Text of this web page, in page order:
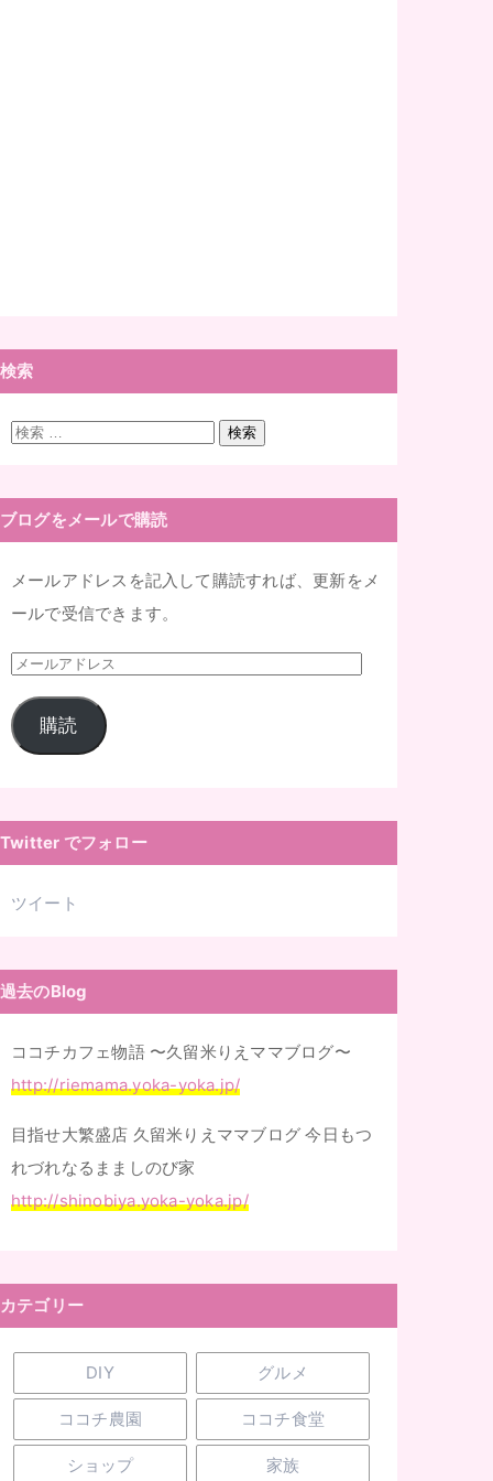
検索
検
検索
ブログをメールで購読
メールアドレスを記入して購読すれば、更新をメ
ールで受信できます。
メ
ー
ル
レ
ス
購読
Twitter でフォロー
ツイート
過去のBlog
ココチカフェ物語 〜久留米りえママブログ〜
http://riemama.yoka-yoka.jp/
目指せ大繁盛店 久留米りえママブログ 今日もつ
れづれなるまましのび家
http://shinobiya.yoka-yoka.jp/
カテゴリー
DIY グルメ
ココチ農園 ココチ食堂
ショップ 家族